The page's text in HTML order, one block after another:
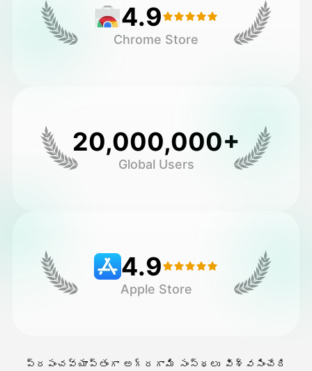
4.9
Chrome Store
20,000,000+
Global Users
4.9
Apple Store
ప్రపంచవ్యాప్తంగా అగ్రగామి సంస్థలు విశ్వసించేది